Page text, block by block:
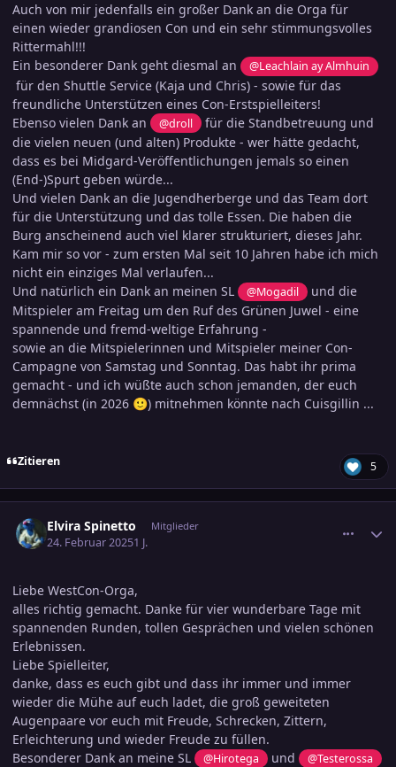
Auch von mir jedenfalls ein großer Dank an die Orga für
einen wieder grandiosen Con und ein sehr stimmungsvolles
Rittermahl!!!
Ein besonderer Dank geht diesmal an
@Leachlain ay Almhuin
für den Shuttle Service (Kaja und Chris) - sowie für das
freundliche Unterstützen eines Con-Erstspielleiters!
Ebenso vielen Dank an
@droll
für die Standbetreuung und
die vielen neuen (und alten) Produkte - wer hätte gedacht,
dass es bei Midgard-Veröffentlichungen jemals so einen
(End-)Spurt geben würde...
Und vielen Dank an die Jugendherberge und das Team dort
für die Unterstützung und das tolle Essen. Die haben die
Burg anscheinend auch viel klarer strukturiert, dieses Jahr.
Kam mir so vor - zum ersten Mal seit 10 Jahren habe ich mich
nicht ein einziges Mal verlaufen...
Und natürlich ein Dank an meinen SL
@Mogadil
und die
Mitspieler am Freitag um den Ruf des Grünen Juwel - eine
spannende und fremd-weltige Erfahrung -
sowie an die Mitspielerinnen und Mitspieler meiner Con-
Campagne von Samstag und Sonntag. Das habt ihr prima
gemacht - und ich wüßte auch schon jemanden, der euch
demnächst (in 2026 🙂) mitnehmen könnte nach Cuisgillin ...
Zitieren 5
Elvira Spinetto Mitglieder
24. Februar 20251 J.
Liebe WestCon-Orga,
alles richtig gemacht. Danke für vier wunderbare Tage mit
spannenden Runden, tollen Gesprächen und vielen schönen
Erlebnissen.
Liebe Spielleiter,
danke, dass es euch gibt und dass ihr immer und immer
wieder die Mühe auf euch ladet, die groß geweiteten
Augenpaare vor euch mit Freude, Schrecken, Zittern,
Erleichterung und wieder Freude zu füllen.
Besonderer Dank an meine SL
@Hirotega und @Testerossa